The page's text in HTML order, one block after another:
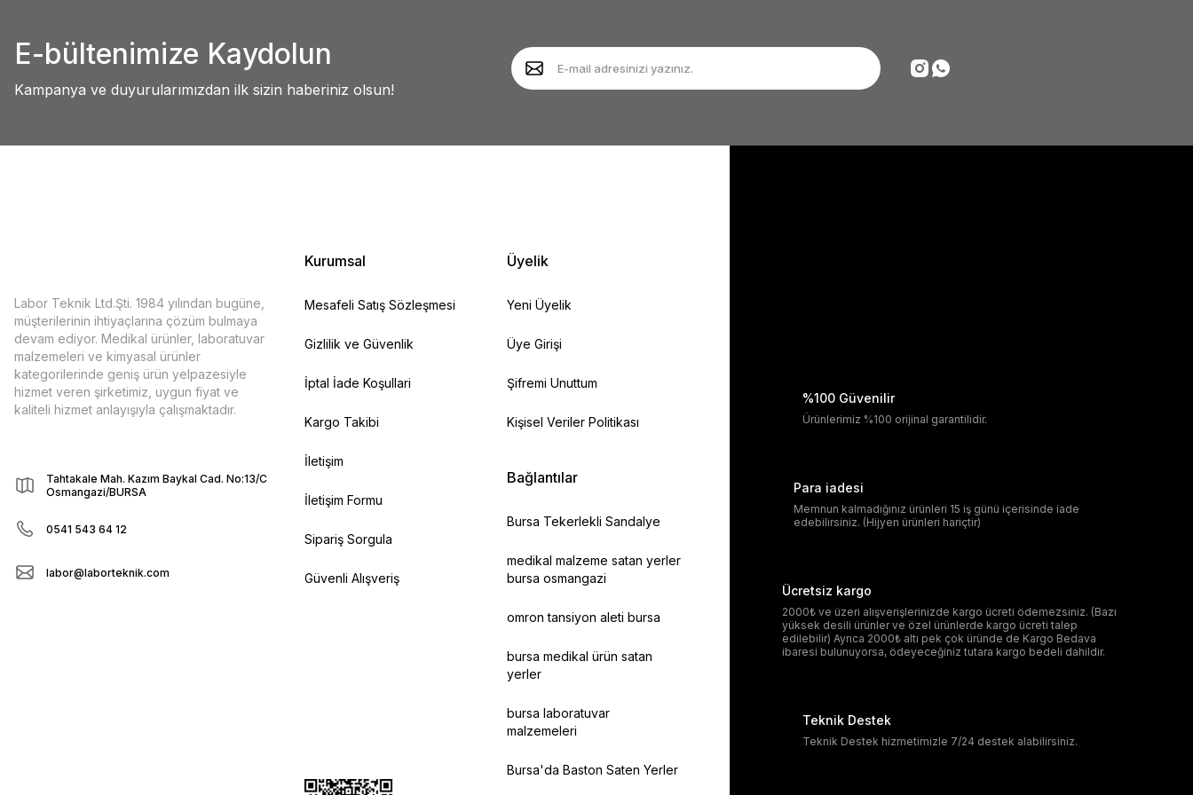
Ürün açıklamasında eksik bilgiler bulunuyor.
Ürün fiyatı diğer sitelerden daha pahalı.
Deneyimini Paylaş
E-bültenimize Kaydolun
Kampanya ve duyurularımızdan ilk sizin haberiniz olsun!
Labor Teknik Ltd.Şti. 1984 yılından bugüne,
müşterilerinin ihtiyaçlarına çözüm bulmaya
devam ediyor. Medikal ürünler, laboratuvar
malzemeleri ve kimyasal ürünler
kategorilerinde geniş ürün yelpazesiyle
hizmet veren şirketimiz, uygun fiyat ve
kaliteli hizmet anlayışıyla çalışmaktadır.
Tahtakale Mah. Kazım Baykal Cad. No:13/C
Osmangazi/BURSA
0541 543 64 12
labor@laborteknik.com
Kurumsal
Mesafeli Satış Sözleşmesi
Gizlilik ve Güvenlik
İptal İade Koşullari
Kargo Takibi
İletişim
İletişim Formu
Sipariş Sorgula
Güvenli Alışveriş
Üyelik
Yeni Üyelik
Üye Girişi
Şifremi Unuttum
Kişisel Veriler Politikası
Bağlantılar
Bursa Tekerlekli Sandalye
medikal malzeme satan yerler
bursa osmangazi
omron tansiyon aleti bursa
bursa medikal ürün satan
yerler
bursa laboratuvar
malzemeleri
Bursa'da Baston Saten Yerler
%100 Güvenilir
Ürünlerimiz %100 orijinal garantilidir.
Para iadesi
Memnun kalmadığınız ürünleri 15 iş günü içerisinde iade
edebilirsiniz. (Hijyen ürünleri hariçtir)
Ücretsiz kargo
2000₺ ve üzeri alışverişlerinizde kargo ücreti ödemezsiniz. (Bazı
yüksek desili ürünler ve özel ürünlerde kargo ücreti talep
edilebilir) Ayrıca 2000₺ altı pek çok üründe de Kargo Bedava
ibaresi bulunuyorsa, ödeyeceğiniz tutara kargo bedeli dahildir.
Teknik Destek
Teknik Destek hizmetimizle 7/24 destek alabilirsiniz.